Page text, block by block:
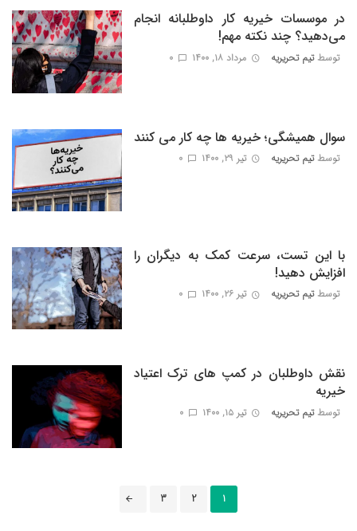
در موسسات خیریه کار داوطلبانه انجام
می‌دهید؟ چند نکته مهم!
توسطتیم تحریریه مرداد ۱۸, ۱۴۰۰ 0
سوال همیشگی؛ خیریه ها چه کار می کنند
توسطتیم تحریریه تیر ۲۹, ۱۴۰۰ 0
با این تست، سرعت کمک به دیگران را
افزایش دهید!
توسطتیم تحریریه تیر ۲۶, ۱۴۰۰ 0
نقش داوطلبان در کمپ های ترک اعتیاد
خیریه
توسطتیم تحریریه تیر ۱۵, ۱۴۰۰ 0
1
2
3